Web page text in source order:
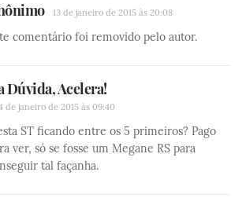
13 de janeiro de 2015 às 20:08
comentário foi removido pelo autor.
Dúvida, Acelera!
de janeiro de 2015 às 09:40
ST ficando entre os 5 primeiros? Pago
ver, só se fosse um Megane RS para
tal façanha.